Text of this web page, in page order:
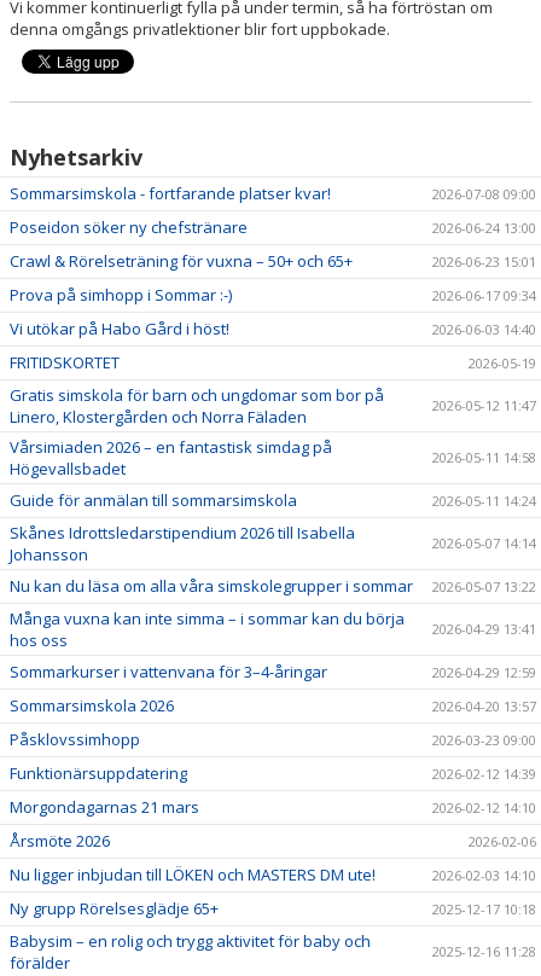
Vi kommer kontinuerligt fylla på under termin, så ha förtröstan om
denna omgångs privatlektioner blir fort uppbokade.
Nyhetsarkiv
Sommarsimskola - fortfarande platser kvar! 2026-07-08 09:00
Poseidon söker ny chefstränare 2026-06-24 13:00
Crawl & Rörelseträning för vuxna – 50+ och 65+ 2026-06-23 15:01
Prova på simhopp i Sommar :-) 2026-06-17 09:34
Vi utökar på Habo Gård i höst! 2026-06-03 14:40
FRITIDSKORTET 2026-05-19
Gratis simskola för barn och ungdomar som bor på
Linero, Klostergården och Norra Fäladen
2026-05-12 11:47
Vårsimiaden 2026 – en fantastisk simdag på
Högevallsbadet
2026-05-11 14:58
Guide för anmälan till sommarsimskola 2026-05-11 14:24
Skånes Idrottsledarstipendium 2026 till Isabella
Johansson
2026-05-07 14:14
Nu kan du läsa om alla våra simskolegrupper i sommar 2026-05-07 13:22
Många vuxna kan inte simma – i sommar kan du börja
hos oss
2026-04-29 13:41
Sommarkurser i vattenvana för 3–4-åringar 2026-04-29 12:59
Sommarsimskola 2026 2026-04-20 13:57
Påsklovssimhopp 2026-03-23 09:00
Funktionärsuppdatering 2026-02-12 14:39
Morgondagarnas 21 mars 2026-02-12 14:10
Årsmöte 2026 2026-02-06
Nu ligger inbjudan till LÖKEN och MASTERS DM ute! 2026-02-03 14:10
Ny grupp Rörelsesglädje 65+ 2025-12-17 10:18
Babysim – en rolig och trygg aktivitet för baby och
förälder
2025-12-16 11:28